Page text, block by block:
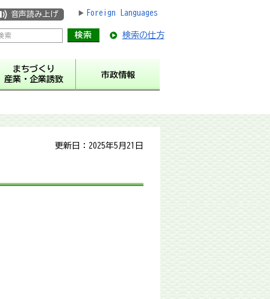
音声読み上げ Foreign Languages
検索の仕方
まちづくり
産業・企業誘致
市政情報
更新日：2025年5月21日